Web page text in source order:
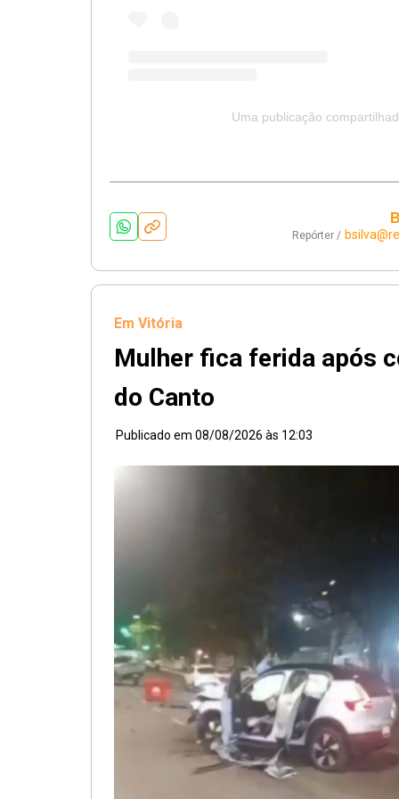
Uma publicação
Repórter /
Em Vitória
Mulher fica ferida após
do Canto
Publicado em 08/08/2026 às 12:03